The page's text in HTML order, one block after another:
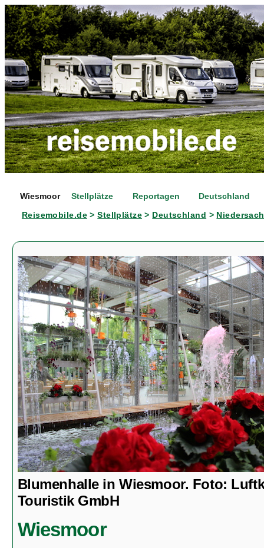
Wiesmoor Stellplätze Reportagen Deutschland
Reisemobile.de>Stellplätze > Deutschland >
Blumenhalle in Wiesmoor. Foto:
Touristik GmbH
Wiesmoor